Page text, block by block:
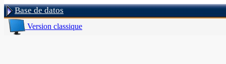
Base de datos
Version classique